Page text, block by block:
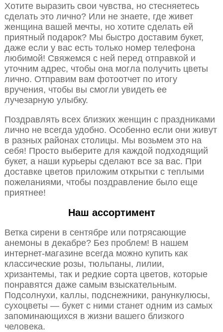
Хотите выразить свои чувства, но стесняетесь
сделать это лично? Или не знаете, где живет
женщина вашей мечты, но хотите сделать ей
приятный подарок? Мы быстро доставим букет,
даже если у вас есть только номер телефона
любимой! Свяжемся с ней перед отправкой и
уточним адрес, чтобы она могла получить цветы
лично. Отправим вам фотоотчет по итогу
вручения, чтобы вы смогли увидеть ее
лучезарную улыбку.
Поздравлять всех близких женщин с праздниками
лично не всегда удобно. Особенно если они живут
в разных районах столицы. Мы возьмем это на
себя! Просто выберите для каждой подходящий
букет, а наши курьеры сделают все за вас. При
доставке цветов приложим открытки с теплыми
пожеланиями, чтобы поздравление было еще
приятнее!
Наш ассортимент
Ветка сирени в сентябре или потрясающие
анемоны в декабре? Без проблем! В нашем
интернет-магазине всегда можно купить как
классические розы, тюльпаны, лилии,
хризантемы, так и редкие сорта цветов, которые
понравятся даже самым взыскательным.
Подсолнухи, каллы, подснежники, ранункулюсы,
сухоцветы — букет с ними станет одним из самых
запоминающихся в жизни вашего близкого
человека.